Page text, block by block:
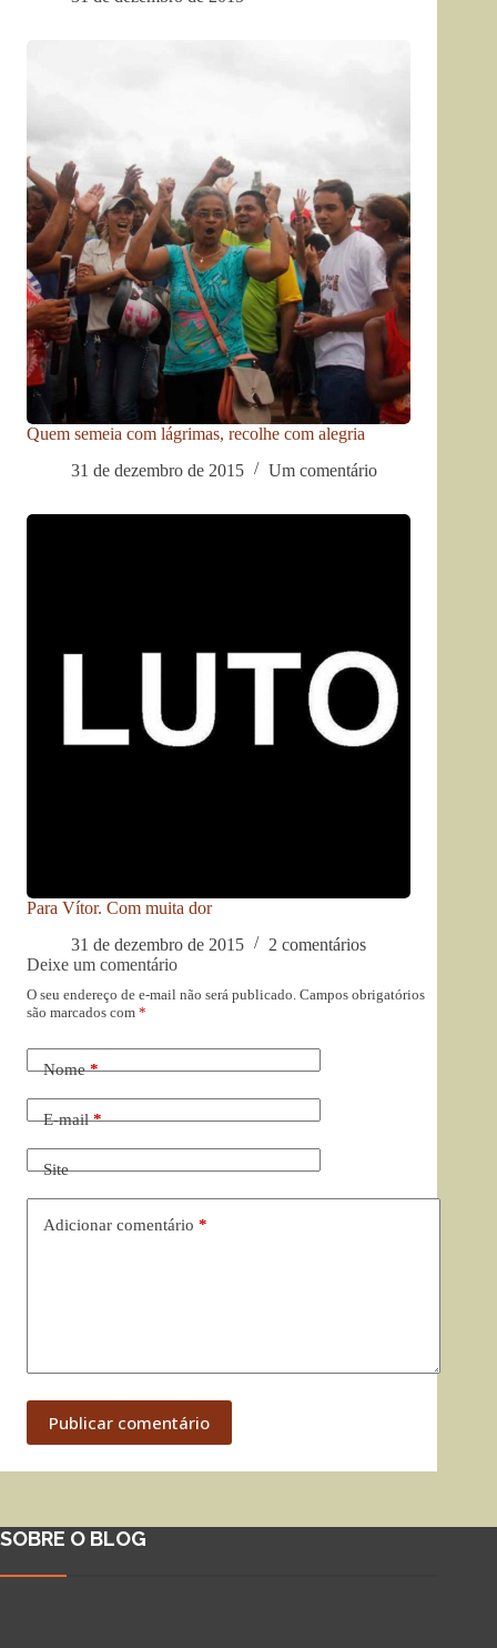
Quem semeia com lágrimas, recolhe com alegria
31 de dezembro de 2015
Um comentário
Para Vítor. Com muita dor
31 de dezembro de 2015
2 comentários
Deixe um comentário
O seu endereço de e-mail não será publicado. Campos obrigatórios
são marcados com *
Nome*
E-mail*
Site
Adicionar comentário *
Publicar comentário
SOBRE O BLOG